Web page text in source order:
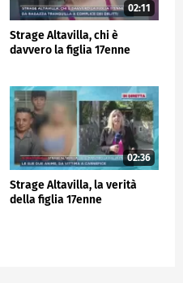
02:11
Strage Altavilla, chi è
davvero la figlia 17enne
02:36
Strage Altavilla, la verità
della figlia 17enne